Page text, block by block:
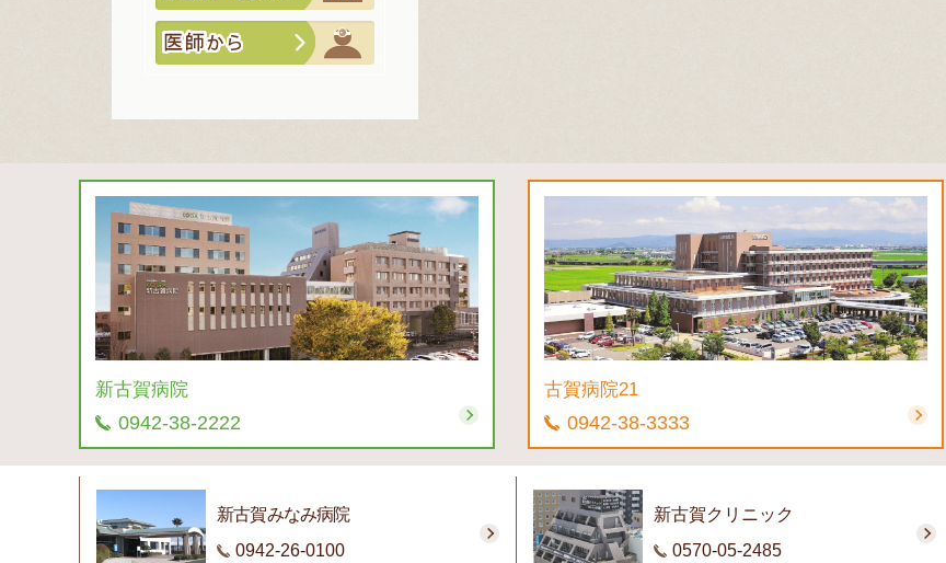
新古賀病院
0942-38-2222
古賀病院21
0942-38-3333
新古賀みなみ病院
0942-26-0100
新古賀クリニック
0570-05-2485